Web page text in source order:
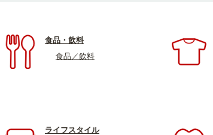
食品・飲料
食品／飲料
ライフスタイル